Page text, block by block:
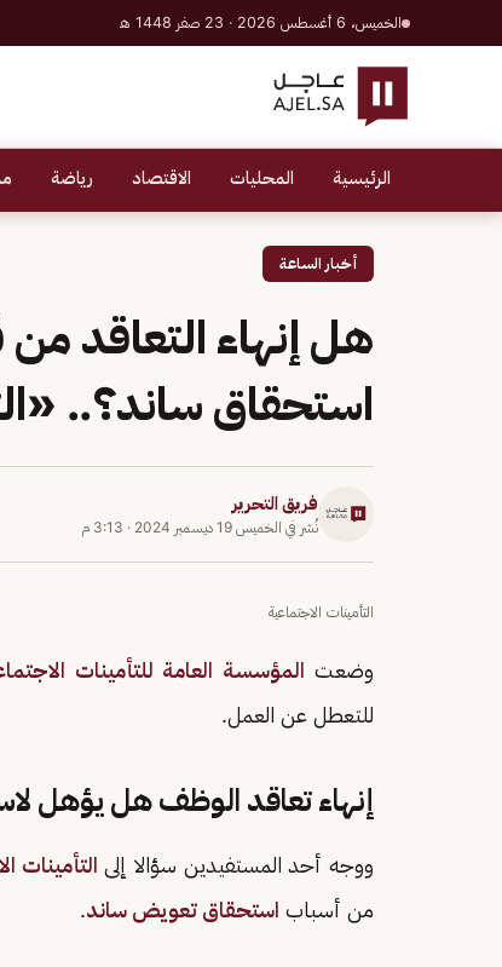
الخميس، 6 أغسطس 2026 · 23 صفر 1448 هـ
الرئيسية المحليات الاقتصاد رياضة
أخبار الساعة
هل إنهاء التعاقد
استحقاق ساند؟..
فريق التحرير
نُشر في الخميس 19 ديسمبر 2024 · 3:13 م
التأمينات الاجتماعية
وضعت المؤسسة العامة للتأمينات
للتعطل عن العمل.
إنهاء تعاقد الوظف هل يؤهل
ووجه أحد المستفيدين سؤالا إلى التأمينات
من أسباب استحقاق تعويض ساند.